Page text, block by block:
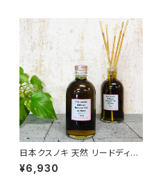
日本クスノキ 天然 リードディフ
ューザー 328ml
¥6,930